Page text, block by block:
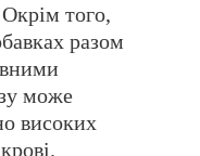
того,
разом
може
високих